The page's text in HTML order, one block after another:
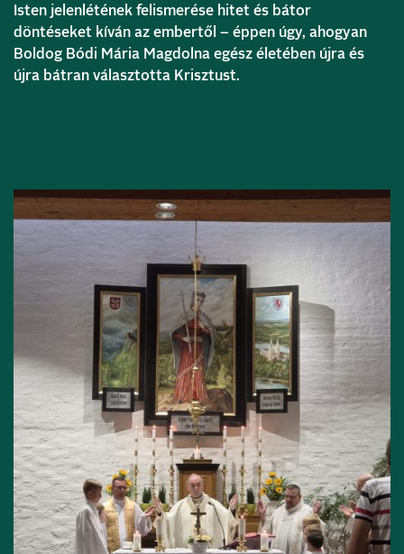
Isten jelenlétének felismerése hitet és bátor
döntéseket kíván az embertől – éppen úgy, ahogyan
Boldog Bódi Mária Magdolna egész életében újra és
újra bátran választotta Krisztust.